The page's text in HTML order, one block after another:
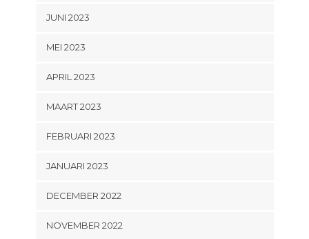
JUNI 2023
MEI 2023
APRIL 2023
MAART 2023
FEBRUARI 2023
JANUARI 2023
DECEMBER 2022
NOVEMBER 2022